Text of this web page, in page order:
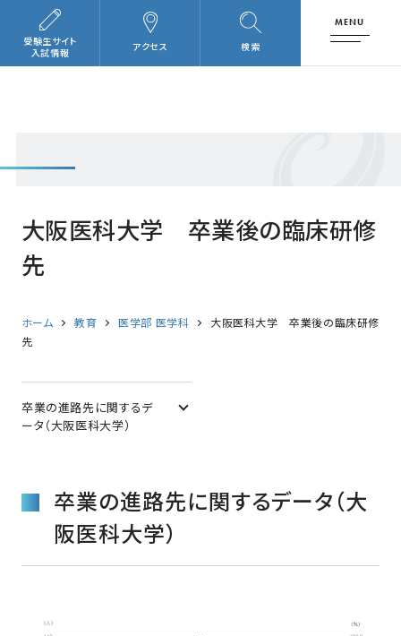
検索
アクセス
受験生サイト
入試情報
MENU
大阪医科大学 卒業後の臨床研修
先
ホーム 教育 医学部 医学科
大阪医科大学 卒業後の臨床研修
先
卒業の進路先に関するデ
ータ（大阪医科大学）
卒業の進路先に関するデータ（大
阪医科大学）